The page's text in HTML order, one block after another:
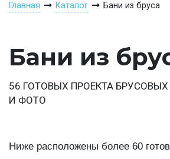
Главная Каталог Бани из бруса
Бани из
56 ГОТОВЫХ ПРОЕКТА
И ФОТО
Ниже расположены более 60